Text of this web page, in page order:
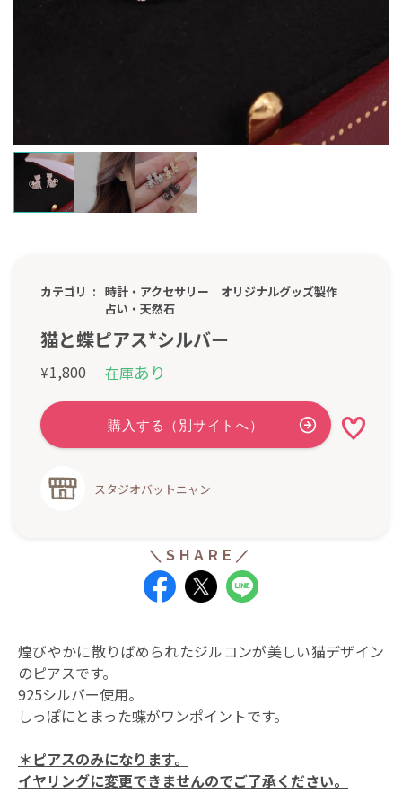
カテゴリ 時計・アクセサリー
オリジナルグッズ製作
占い・天然石
猫と蝶ピアス*シルバー
¥1,800 在庫あり
スタジオバットニャン
煌びやかに散りばめられたジルコンが美しい猫デザイン
のピアスです。
925シルバー使用。
しっぽにとまった蝶がワンポイントです。
＊ピアスのみになります。
イヤリングに変更できませんのでご了承ください。